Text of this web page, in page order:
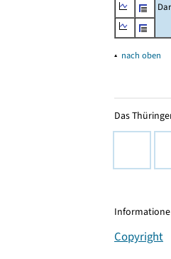
▴ nach oben
Das
Copyright